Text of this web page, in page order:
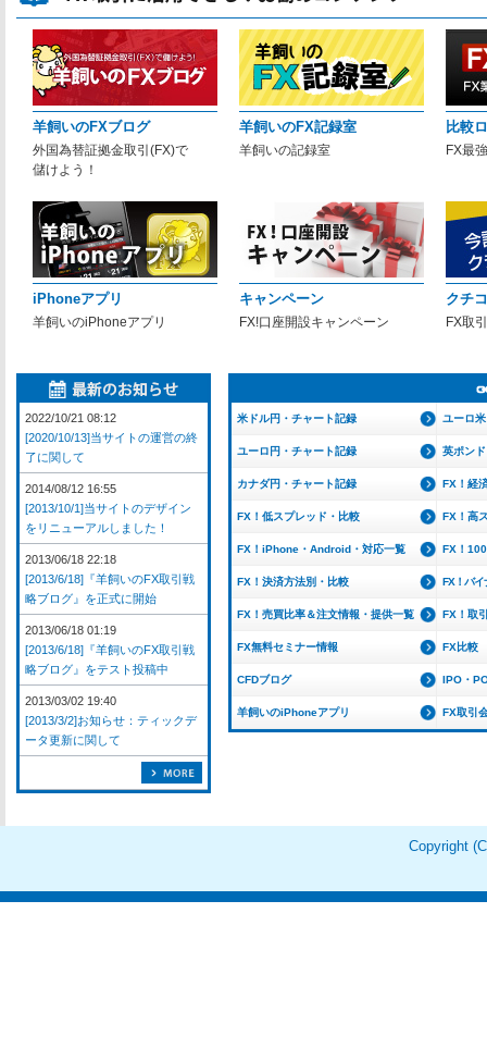
羊飼いのFXブログ
外国為替証拠金取引(FX)で
儲けよう！
羊飼いのFX記録室
羊飼いの記録室
比較
FX最
iPhoneアプリ
羊飼いのiPhoneアプリ
キャンペーン
FX!口座開設キャンペーン
クチ
FX取
米ドル円・チャート記録 ユーロ
ユーロ円・チャート記録 英ポン
カナダ円・チャート記録 FX！経
FX！低スプレッド・比較 FX！高
FX！iPhone・Android・対応一覧 FX！
FX！決済方法別・比較 FX！バイ
FX！売買比率＆注文情報・提供一覧 FX！取
FX無料セミナー情報 FX比較
CFDブログ IPO・
羊飼いのiPhoneアプリ FX取引
2022/10/21 08:12
[2020/10/13]当サイトの運営の終
了に関して
2014/08/12 16:55
[2013/10/1]当サイトのデザイン
をリニューアルしました！
2013/06/18 22:18
[2013/6/18]『羊飼いのFX取引戦
略ブログ』を正式に開始
2013/06/18 01:19
[2013/6/18]『羊飼いのFX取引戦
略ブログ』をテスト投稿中
2013/03/02 19:40
[2013/3/2]お知らせ：ティックデ
ータ更新に関して
Copyright